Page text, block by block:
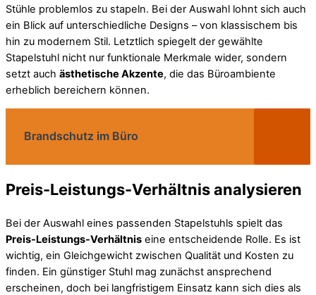
Stühle problemlos zu stapeln. Bei der Auswahl lohnt sich auch
ein Blick auf unterschiedliche Designs – von klassischem bis
hin zu modernem Stil. Letztlich spiegelt der gewählte
Stapelstuhl nicht nur funktionale Merkmale wider, sondern
setzt auch ästhetische Akzente, die das Büroambiente
erheblich bereichern können.
Brandschutz im Büro
Preis-Leistungs-Verhältnis analysieren
Bei der Auswahl eines passenden Stapelstuhls spielt das
Preis-Leistungs-Verhältnis eine entscheidende Rolle. Es ist
wichtig, ein Gleichgewicht zwischen Qualität und Kosten zu
finden. Ein günstiger Stuhl mag zunächst ansprechend
erscheinen, doch bei langfristigem Einsatz kann sich dies als